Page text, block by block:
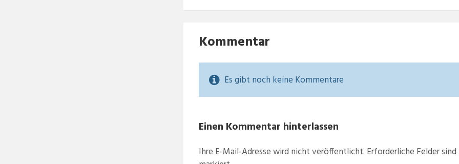
Kommentar
Es gibt noch keine Kommentare
Einen Kommentar hinterlassen
Ihre E-Mail-Adresse wird nicht veröffentlicht. Erforderliche Felder